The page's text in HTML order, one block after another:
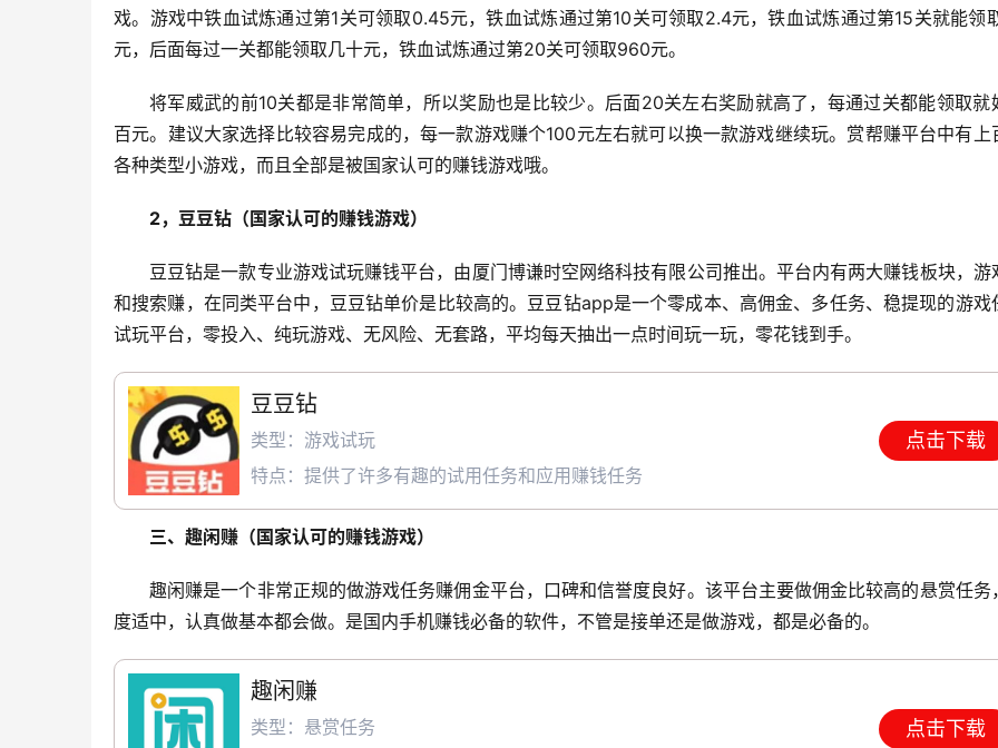
戏。游戏中铁血试炼通过第1关可领取0.45元，铁血试炼通过第10关可领取2.4元，铁血试炼通过第15关就能领
元，后面每过一关都能领取几十元，铁血试炼通过第20关可领取960元。
将军威武的前10关都是非常简单，所以奖励也是比较少。后面20关左右奖励就高了，每通过关都能领取就
百元。建议大家选择比较容易完成的，每一款游戏赚个100元左右就可以换一款游戏继续玩。赏帮赚平台中有上
各种类型小游戏，而且全部是被国家认可的赚钱游戏哦。
2，豆豆钻（国家认可的赚钱游戏）
豆豆钻是一款专业游戏试玩赚钱平台，由厦门博谦时空网络科技有限公司推出。平台内有两大赚钱板块，游
和搜索赚，在同类平台中，豆豆钻单价是比较高的。豆豆钻app是一个零成本、高佣金、多任务、稳提现的游戏
试玩平台，零投入、纯玩游戏、无风险、无套路，平均每天抽出一点时间玩一玩，零花钱到手。
豆豆钻
类型：游戏试玩
特点：提供了许多有趣的试用任务和应用赚钱任务
点击下载
三、趣闲赚（国家认可的赚钱游戏）
趣闲赚是一个非常正规的做游戏任务赚佣金平台，口碑和信誉度良好。该平台主要做佣金比较高的悬赏任务
度适中，认真做基本都会做。是国内手机赚钱必备的软件，不管是接单还是做游戏，都是必备的。
趣闲赚
类型：悬赏任务
点击下载